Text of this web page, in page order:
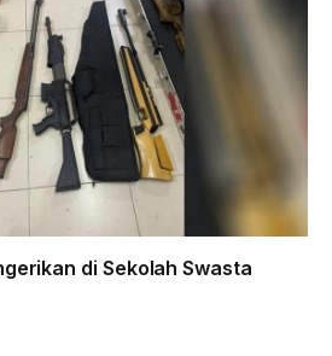
di Sekolah Swasta